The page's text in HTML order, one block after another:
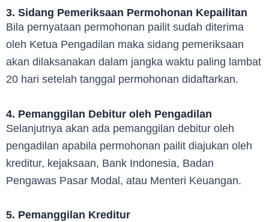
3. Sidang Pemeriksaan Permohonan Kepailitan
Bila pernyataan permohonan pailit sudah diterima
oleh Ketua Pengadilan maka sidang pemeriksaan
akan dilaksanakan dalam jangka waktu paling lambat
20 hari setelah tanggal permohonan didaftarkan.
4. Pemanggilan Debitur oleh Pengadilan
Selanjutnya akan ada pemanggilan debitur oleh
pengadilan apabila permohonan pailit diajukan oleh
kreditur, kejaksaan, Bank Indonesia, Badan
Pengawas Pasar Modal, atau Menteri Keuangan.
5. Pemanggilan Kreditur